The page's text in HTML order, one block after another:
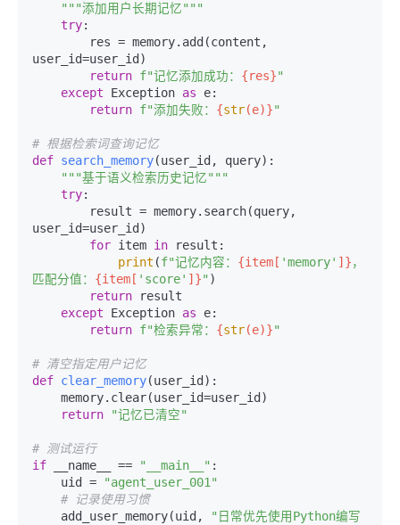
"""添加用户长期记忆"""
try:
user_id=user_id)
return f"记忆添加成功： {res}"
except Exception as e:
return f"添加失败： {str(e)}"
# 根据检索词查询记忆
def search_memory(user_id, query):
"""基于语义检索历史记忆"""
try:
user_id=user_id)
for item in result:
print (f"记忆内容： {item[ 'memory' ]}，
匹配分值： {item[ 'score' ]}" )
return result
except Exception as e:
return f"检索异常： {str(e)}"
# 清空指定用户记忆
def clear_memory(user_id ):
return
"记忆已清空"
# 测试运行
if __name__ == "__main__" :
    uid =
"agent_user_001"
# 记录使用习惯
    add_user_memory(uid,
"日常优先使用Python编写